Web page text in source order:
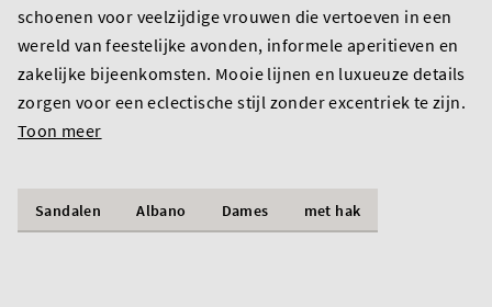
schoenen voor veelzijdige vrouwen die vertoeven in een
wereld van feestelijke avonden, informele aperitieven en
zakelijke bijeenkomsten. Mooie lijnen en luxueuze details
zorgen voor een eclectische stijl zonder excentriek te zijn.
Toon meer
Sandalen Albano Dames met hak